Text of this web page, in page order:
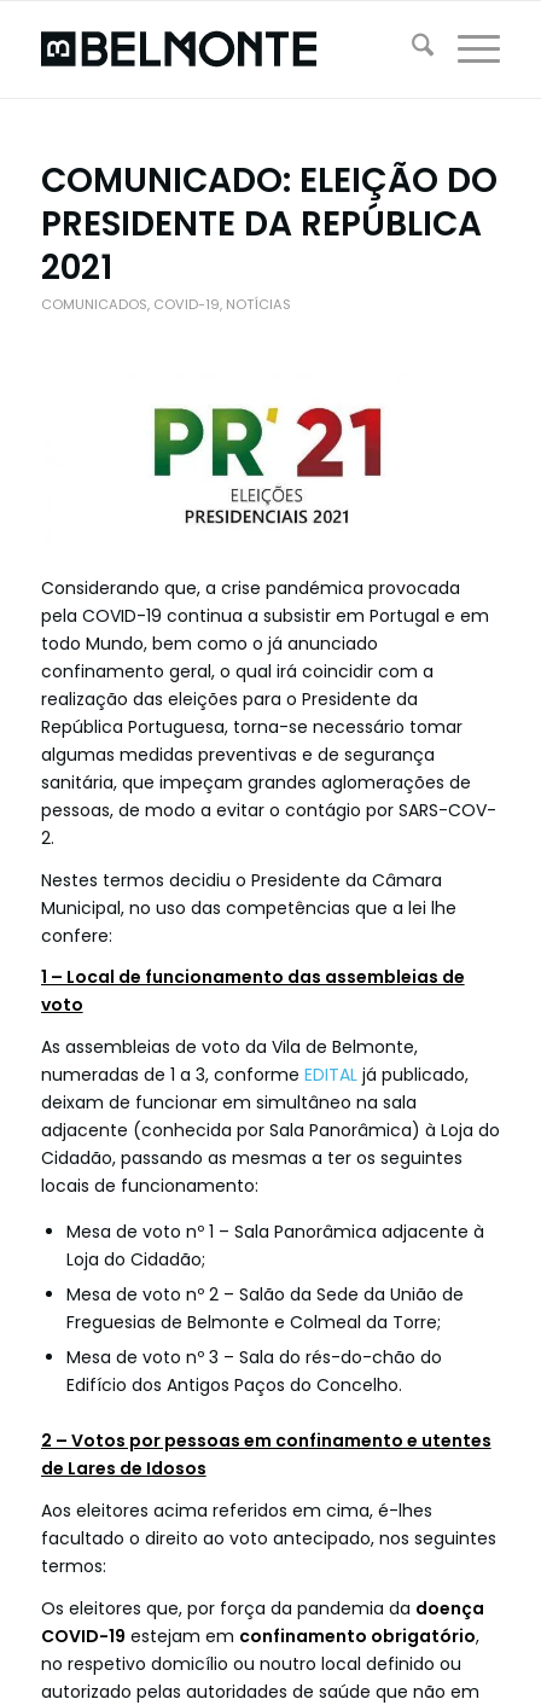
COMUNICADO: ELEIÇÃO DO
PRESIDENTE DA REPÚBLICA
2021
COMUNICADOS, COVID-19, NOTÍCIAS
Considerando que, a crise pandémica provocada
pela COVID-19 continua a subsistir em Portugal e em
todo Mundo, bem como o já anunciado
confinamento geral, o qual irá coincidir com a
realização das eleições para o Presidente da
República Portuguesa, torna-se necessário tomar
algumas medidas preventivas e de segurança
sanitária, que impeçam grandes aglomerações de
pessoas, de modo a evitar o contágio por SARS-COV-
2.
Nestes termos decidiu o Presidente da Câmara
Municipal, no uso das competências que a lei lhe
confere:
1 – Local de funcionamento das assembleias de
voto
As assembleias de voto da Vila de Belmonte,
numeradas de 1 a 3, conforme EDITALjá publicado,
deixam de funcionar em simultâneo na sala
adjacente (conhecida por Sala Panorâmica) à Loja do
Cidadão, passando as mesmas a ter os seguintes
locais de funcionamento:
Mesa de voto nº 1 – Sala Panorâmica adjacente à
Loja do Cidadão;
Mesa de voto nº 2 – Salão da Sede da União de
Freguesias de Belmonte e Colmeal da Torre;
Mesa de voto nº 3 – Sala do rés-do-chão do
Edifício dos Antigos Paços do Concelho.
2 – Votos por pessoas em confinamento e utentes
de Lares de Idosos
Aos eleitores acima referidos em cima, é-lhes
facultado o direito ao voto antecipado, nos seguintes
termos:
Os eleitores que, por força da pandemia da doença
COVID-19 estejam em confinamento obrigatório,
no respetivo domicílio ou noutro local definido ou
autorizado pelas autoridades de saúde que não em